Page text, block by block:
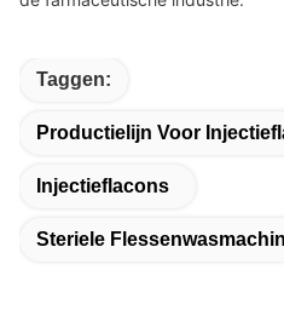
Taggen:
Productielijn Voor
Injectieflacons
Steriele